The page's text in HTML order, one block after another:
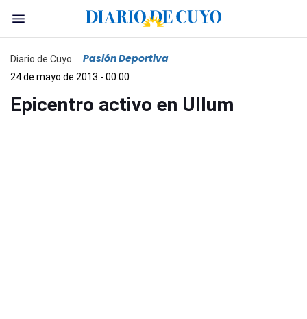
Diario de Cuyo Pasión Deportiva
24 de mayo de 2013 - 00:00
Epicentro activo en Ullum